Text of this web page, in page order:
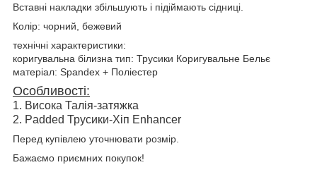
Вставні накладки збільшують і підіймають сідниці.
Колір: чорний, бежевий
технічні характеристики:
коригувальна білизна тип: Трусики Коригувальне Бельє
матеріал: Spandex + Поліестер
Особливості:
1. Висока Талія-затяжка
2. Padded Трусики-Хіп Enhancer
Перед купівлею уточнювати розмір.
Бажаємо приємних покупок!